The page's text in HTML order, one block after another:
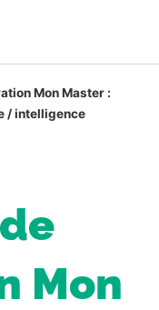
Mon Master :
/ intelligence
Mon